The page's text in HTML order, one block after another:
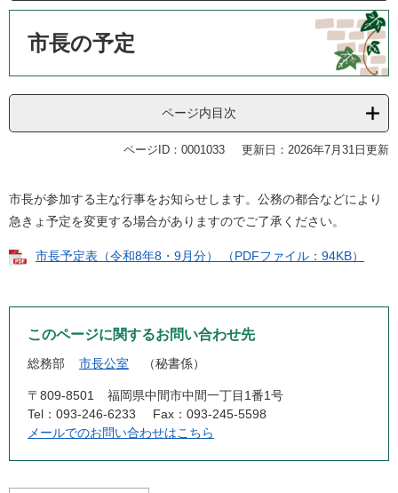
市長の予定
ページ内目次
ページID：0001033 更新日：2026年7月31日更新
市長が参加する主な行事をお知らせします。公務の都合などにより
急きょ予定を変更する場合がありますのでご了承ください。
市長予定表（令和8年8・9月分） （PDFファイル：94KB）
このページに関するお問い合わせ先
総務部 市長公室 秘書係
〒809-8501
福岡県中間市中間一丁目1番1号
Tel：093-246-6233
Fax：093-245-5598
メールでのお問い合わせはこちら